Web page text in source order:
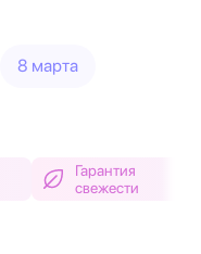
8 марта
Гарантия
свежести